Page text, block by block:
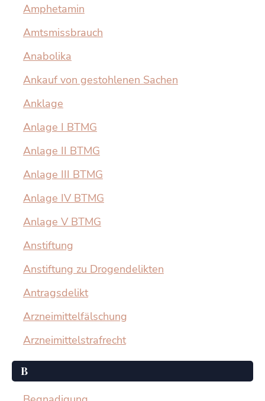
Amphetamin
Amtsmissbrauch
Anabolika
Ankauf von gestohlenen Sachen
Anklage
Anlage I BTMG
Anlage II BTMG
Anlage III BTMG
Anlage IV BTMG
Anlage V BTMG
Anstiftung
Anstiftung zu Drogendelikten
Antragsdelikt
Arzneimittelfälschung
Arzneimittelstrafrecht
B